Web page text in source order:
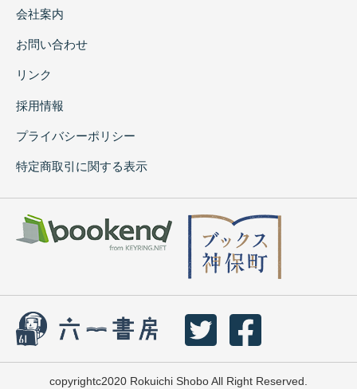
会社案内
お問い合わせ
リンク
採用情報
プライバシーポリシー
特定商取引に関する表示
copyrightc2020 Rokuichi Shobo All Right Reserved.